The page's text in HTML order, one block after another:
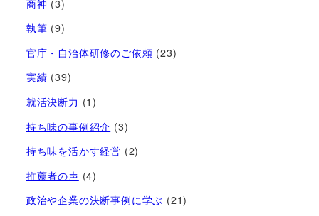
商神 (3)
執筆 (9)
官庁・自治体研修のご依頼 (23)
実績 (39)
就活決断力 (1)
持ち味の事例紹介 (3)
持ち味を活かす経営​ (2)
推薦者の声 (4)
政治や企業の決断事例に学ぶ (21)